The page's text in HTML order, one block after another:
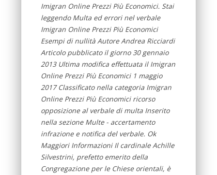
Imigran Online Prezzi Più Economici. Stai
leggendo Multa ed errori nel verbale
Imigran Online Prezzi Più Economici
Esempi di nullità Autore Andrea Ricciardi
Articolo pubblicato il giorno 30 gennaio
2013 Ultima modifica effettuata il Imigran
Online Prezzi Più Economici 1 maggio
2017 Classificato nella categoria Imigran
Online Prezzi Più Economici ricorso
opposizione al verbale di multa Inserito
nella sezione Multe - accertamento
infrazione e notifica del verbale. Ok
Maggiori Informazioni Il cardinale Achille
Silvestrini, prefetto emerito della
Congregazione per le Chiese orientali, è